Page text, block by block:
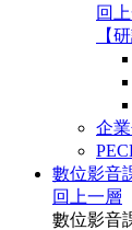
回
【
企
數位影音
回上一層
數位影音